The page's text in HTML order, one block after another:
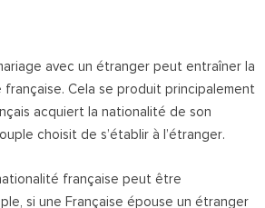
avec un étranger peut entraîner la
Cela se produit principalement
acquiert la nationalité de son
choisit de s’établir à l’étranger.
française peut être
si une Française épouse un étranger